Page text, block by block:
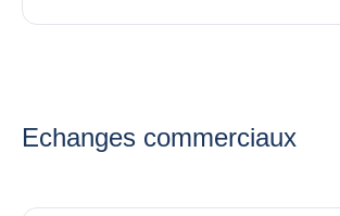
Echanges commerciaux